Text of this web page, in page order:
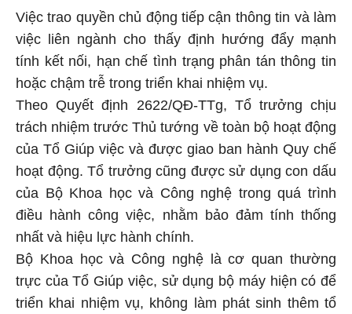
Việc trao quyền chủ động tiếp cận thông tin và làm
việc liên ngành cho thấy định hướng đẩy mạnh
tính kết nối, hạn chế tình trạng phân tán thông tin
hoặc chậm trễ trong triển khai nhiệm vụ.
Theo Quyết định 2622/QĐ-TTg, Tổ trưởng chịu
trách nhiệm trước Thủ tướng về toàn bộ hoạt động
của Tổ Giúp việc và được giao ban hành Quy chế
hoạt động. Tổ trưởng cũng được sử dụng con dấu
của Bộ Khoa học và Công nghệ trong quá trình
điều hành công việc, nhằm bảo đảm tính thống
nhất và hiệu lực hành chính.
Bộ Khoa học và Công nghệ là cơ quan thường
trực của Tổ Giúp việc, sử dụng bộ máy hiện có để
triển khai nhiệm vụ, không làm phát sinh thêm tổ